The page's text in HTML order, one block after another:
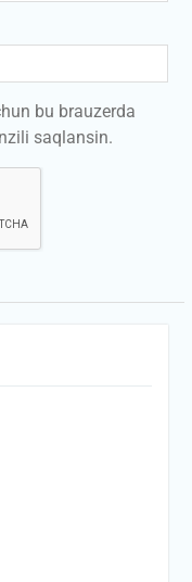
bu brauzerda
saqlansin.